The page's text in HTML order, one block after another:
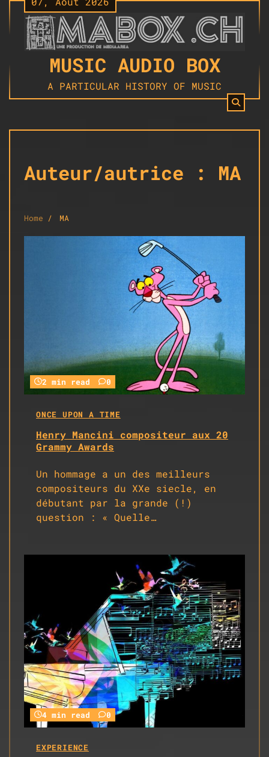
Skip
to
content
MUSIC AUDIO BOX
A PARTICULAR HISTORY OF MUSIC
Auteur/autrice : MA
Home MA
2 min read 0
ONCE UPON A TIME
Henry Mancini compositeur aux 20
Grammy Awards
Un hommage a un des meilleurs
compositeurs du XXe siecle, en
débutant par la grande (!)
question : « Quelle…
4 min read 0
EXPERIENCE